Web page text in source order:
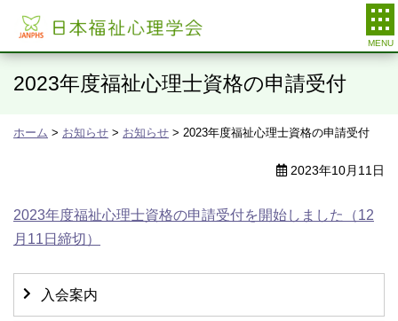
2023年度福祉心理士資格の申請受付
ホーム > お知らせ > お知らせ > 2023年度福祉心理士資格の申請受付
2023年10月11日
2023年度福祉心理士資格の申請受付を開始しました（12
月11日締切）
入会案内